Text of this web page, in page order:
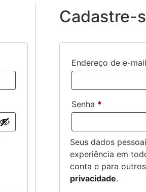
Cadastre-
Endereço de e-mail
Senha *
Seus dados
experiência em
conta e para
privacidade.